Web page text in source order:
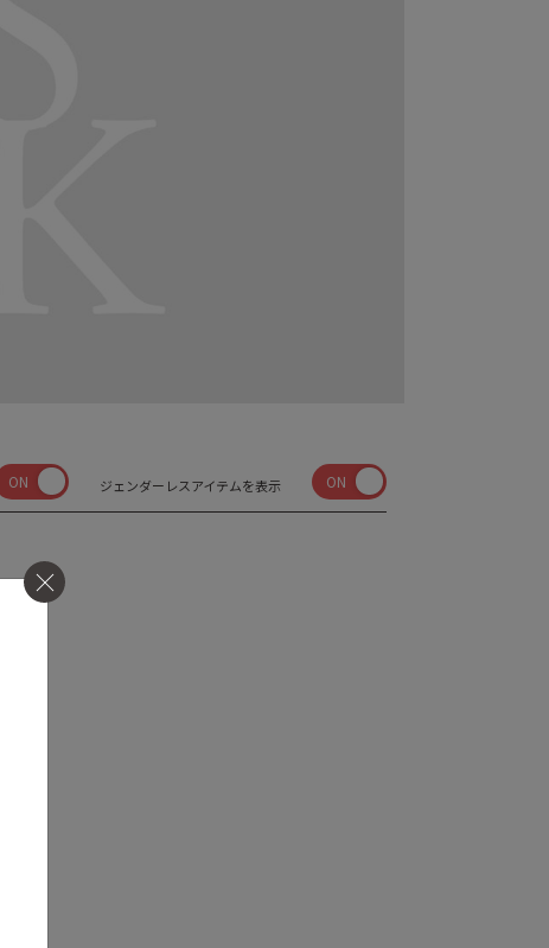
ON ジェンダーレスアイテムを表示 ON